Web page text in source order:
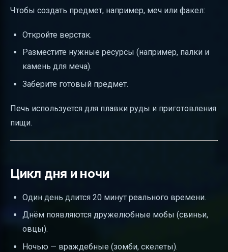
Чтобы создать предмет, например, меч или факел:
Откройте верстак.
Разместите нужные ресурсы (например, палки и
камень для меча).
Заберите готовый предмет.
Печь используется для плавки руды и приготовления
пищи.
Цикл дня и ночи
Один день длится 20 минут реального времени.
Днём появляются дружелюбные мобы (свиньи,
овцы).
Ночью — враждебные (зомби, скелеты).